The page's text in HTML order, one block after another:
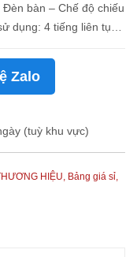
bàn – Chế độ chiếu
dụng: 4 tiếng liên tục
Zalo
(tuỳ khu vực)
HIỆU, Bảng giá sỉ,